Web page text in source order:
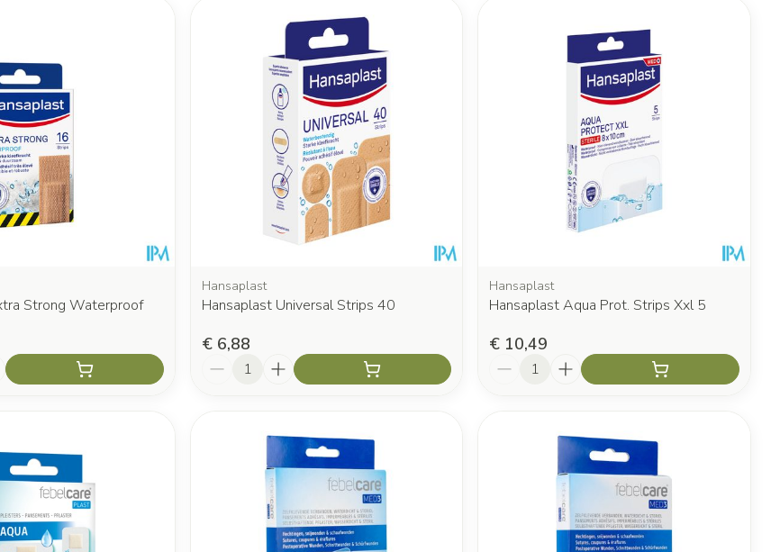
Strong Waterproof
Hansaplast
Hansaplast Universal Strips 40
€ 6,88
Aantal
Hansaplast
Hansaplast Aqua Prot. Strips Xxl 5
€ 10,49
Aantal